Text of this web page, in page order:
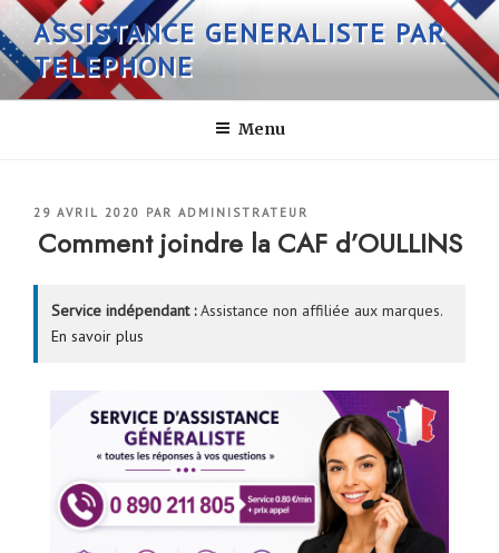
Aller
au
contenu
principal
ASSISTANCE GENERALISTE PAR
TELEPHONE
Menu
PUBLIÉ
LE
29 AVRIL 2020 PAR ADMINISTRATEUR
Comment joindre la CAF d’OULLINS
Service indépendant :Assistance non affiliée aux marques.
En savoir plus